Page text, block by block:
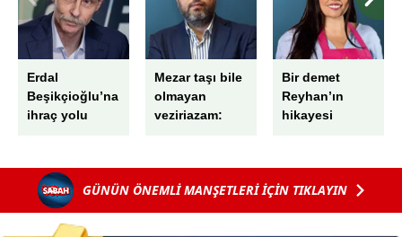
Erdal
Beşikçioğlu’na
ihraç yolu
Mezar taşı bile
olmayan
veziriazam:
Bir demet
Reyhan’ın
hikayesi
GÜNÜN ÖNEMLİ MANŞETLERİ İÇİN TIKLAYIN